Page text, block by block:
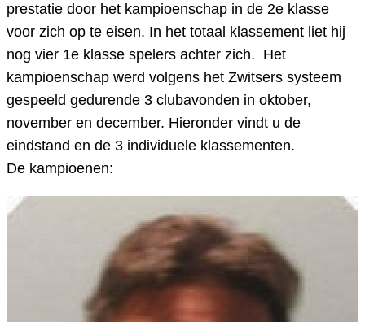
prestatie door het kampioenschap in de 2e klasse
voor zich op te eisen. In het totaal klassement liet hij
nog vier 1e klasse spelers achter zich. Het
kampioenschap werd volgens het Zwitsers systeem
gespeeld gedurende 3 clubavonden in oktober,
november en december. Hieronder vindt u de
eindstand en de 3 individuele klassementen.
De kampioenen: